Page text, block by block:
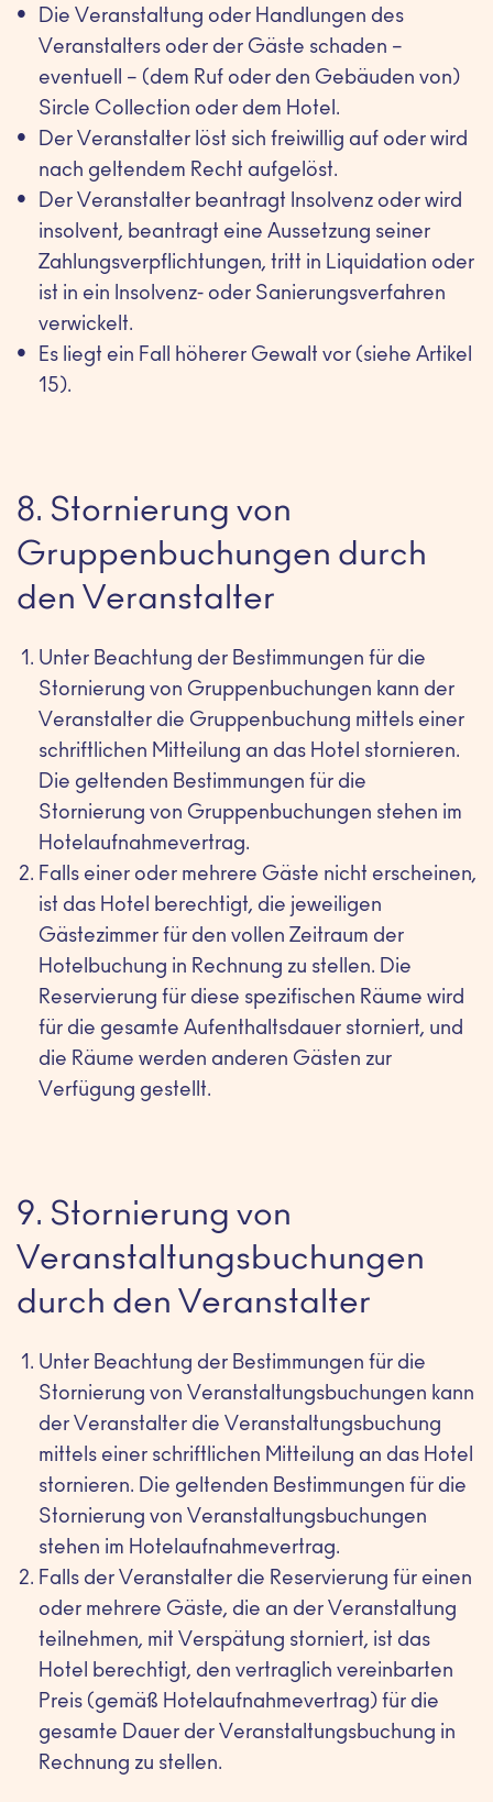
Die Veranstaltung oder Handlungen des
Veranstalters oder der Gäste schaden –
eventuell – (dem Ruf oder den Gebäuden von)
Sircle Collection oder dem Hotel.
Der Veranstalter löst sich freiwillig auf oder wird
nach geltendem Recht aufgelöst.
Der Veranstalter beantragt Insolvenz oder wird
insolvent, beantragt eine Aussetzung seiner
Zahlungsverpflichtungen, tritt in Liquidation oder
ist in ein Insolvenz- oder Sanierungsverfahren
verwickelt.
Es liegt ein Fall höherer Gewalt vor (siehe Artikel
15).
8. Stornierung von
Gruppenbuchungen durch
den Veranstalter
Unter Beachtung der Bestimmungen für die
Stornierung von Gruppenbuchungen kann der
Veranstalter die Gruppenbuchung mittels einer
schriftlichen Mitteilung an das Hotel stornieren.
Die geltenden Bestimmungen für die
Stornierung von Gruppenbuchungen stehen im
Hotelaufnahmevertrag.
Falls einer oder mehrere Gäste nicht erscheinen,
ist das Hotel berechtigt, die jeweiligen
Gästezimmer für den vollen Zeitraum der
Hotelbuchung in Rechnung zu stellen. Die
Reservierung für diese spezifischen Räume wird
für die gesamte Aufenthaltsdauer storniert, und
die Räume werden anderen Gästen zur
Verfügung gestellt.
9. Stornierung von
Veranstaltungsbuchungen
durch den Veranstalter
Unter Beachtung der Bestimmungen für die
Stornierung von Veranstaltungsbuchungen kann
der Veranstalter die Veranstaltungsbuchung
mittels einer schriftlichen Mitteilung an das Hotel
stornieren. Die geltenden Bestimmungen für die
Stornierung von Veranstaltungsbuchungen
stehen im Hotelaufnahmevertrag.
Falls der Veranstalter die Reservierung für einen
oder mehrere Gäste, die an der Veranstaltung
teilnehmen, mit Verspätung storniert, ist das
Hotel berechtigt, den vertraglich vereinbarten
Preis (gemäß Hotelaufnahmevertrag) für die
gesamte Dauer der Veranstaltungsbuchung in
Rechnung zu stellen.